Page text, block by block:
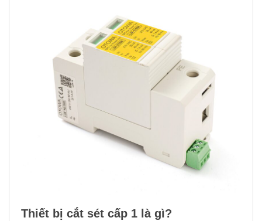
Thiết bị cắt sét cấp 1 là gì?